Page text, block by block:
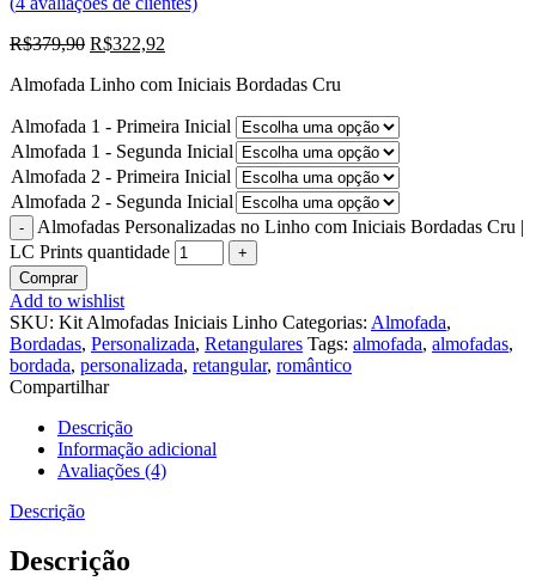
R$379,90 R$322,92
Almofada Linho com Iniciais Bordadas Cru
Almofada 1 - Primeira Inicial
Almofada 1 - Segunda Inicial
Almofada 2 - Primeira Inicial
Almofada 2 - Segunda Inicial
Almofadas Personalizadas no Linho com Iniciais Bordadas Cru |
LC Prints quantidade
Comprar
Add to wishlist
SKU: Kit Almofadas Iniciais Linho Categorias: Almofada,
Bordadas, Personalizada, Retangulares Tags: almofada, almofadas,
bordada, personalizada, retangular, romântico
Compartilhar
Descrição
Informação adicional
Avaliações (4)
Descrição
Descrição